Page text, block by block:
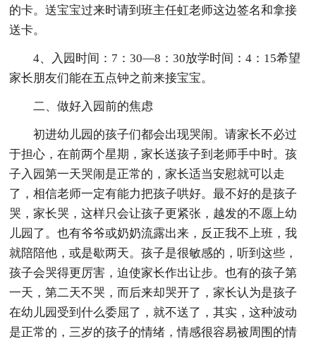
的卡。送宝宝过来时请到班主任虹老师这边签名和拿接
送卡。
4、入园时间：7：30—8：30放学时间：4：15希望
家长朋友们能在五点钟之前来接宝宝。
二、做好入园前的焦虑
初进幼儿园的孩子们都会出现哭闹。请家长不必过
于担心，在前两个星期，家长送孩子到老师手中时。孩
子入园第一天哭闹是正常的，家长适当安慰就可以走
了，相信老师一定有能力把孩子哄好。最不好的是孩子
哭，家长哭，这样只会让孩子更紧张，越发的不愿上幼
儿园了。也有爷爷或奶奶流露出来，反正我不上班，我
就陪陪他，或是歇两天。孩子是很敏感的，听到这些，
孩子会哭得更厉害，迫使家长作出让步。也有的孩子第
一天，第二天不哭，而后来却哭开了，家长认为是孩子
在幼儿园受到什么委屈了，就不送了，其实，这种波动
是正常的，三岁的孩子的情绪，情感很容易被周围的情